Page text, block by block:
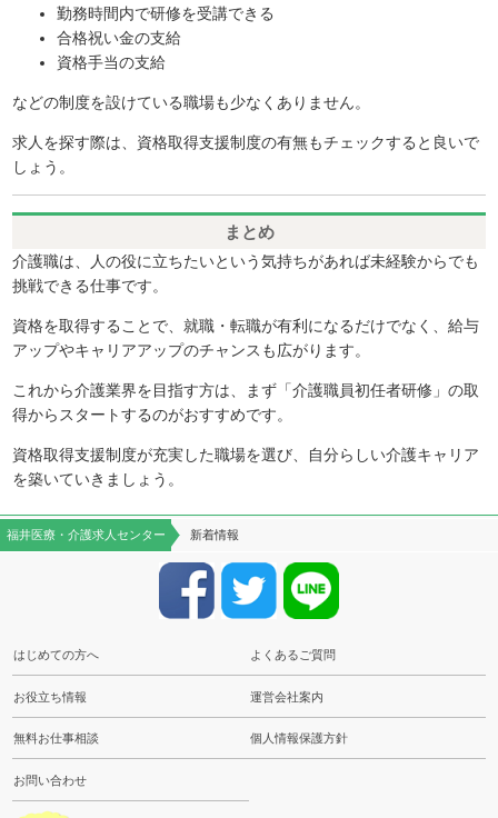
勤務時間内で研修を受講できる
合格祝い金の支給
資格手当の支給
などの制度を設けている職場も少なくありません。
求人を探す際は、資格取得支援制度の有無もチェックすると良いで
しょう。
まとめ
介護職は、人の役に立ちたいという気持ちがあれば未経験からでも
挑戦できる仕事です。
資格を取得することで、就職・転職が有利になるだけでなく、給与
アップやキャリアアップのチャンスも広がります。
これから介護業界を目指す方は、まず「介護職員初任者研修」の取
得からスタートするのがおすすめです。
資格取得支援制度が充実した職場を選び、自分らしい介護キャリア
を築いていきましょう。
福井医療・介護求人センター 新着情報
はじめての方へ よくあるご質問
お役立ち情報 運営会社案内
無料お仕事相談 個人情報保護方針
お問い合わせ